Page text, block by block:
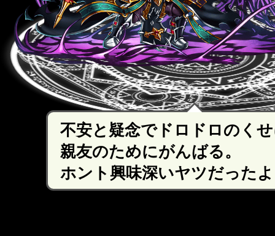
不安と疑念でドロドロのく
親友のためにがんばる。
ホント興味深いヤツだった